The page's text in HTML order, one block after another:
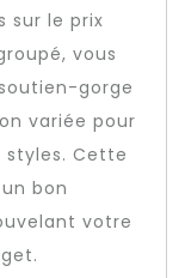
sur le prix
vous
gorge
variée pour
Cette
bon
votre